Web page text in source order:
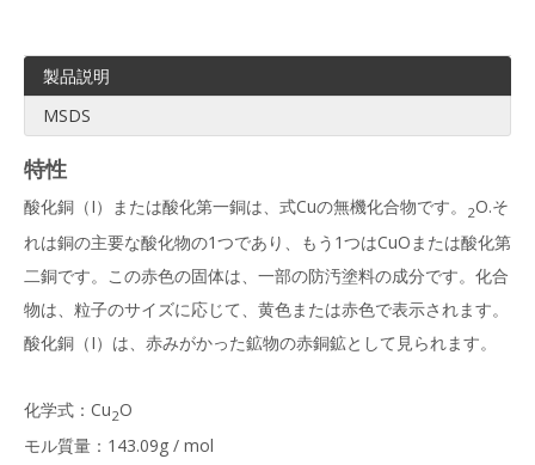
製品説明
MSDS
特性
酸化銅（I）または酸化第一銅は、式Cuの無機化合物です。 2O.そ
れは銅の主要な酸化物の1つであり、もう1つはCuOまたは酸化第
二銅です。この赤色の固体は、一部の防汚塗料の成分です。化合
物は、粒子のサイズに応じて、黄色または赤色で表示されます。
酸化銅（I）は、赤みがかった鉱物の赤銅鉱として見られます。
化学式：Cu2O
モル質量：143.09g / mol